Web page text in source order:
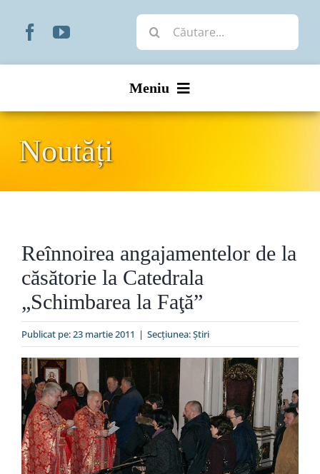
Cautare...
Meniu
Organizare
Liturgic
Special
Noutăți
Reînnoirea angajamentelor de la
căsătorie la Catedrala
„Schimbarea la Faţă”
Publicat pe: 23 martie 2011 | Secțiunea:Ştiri